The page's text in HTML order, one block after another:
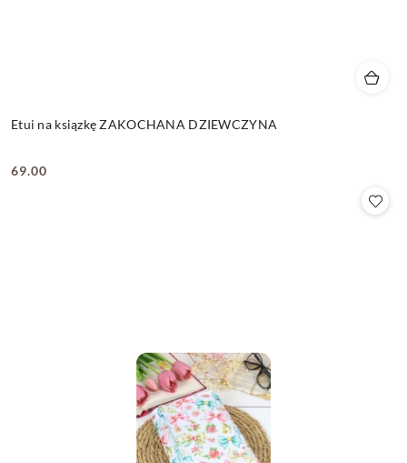
Etui na ksiązkę ZAKOCHANA DZIEWCZYNA
Cena:
69.00